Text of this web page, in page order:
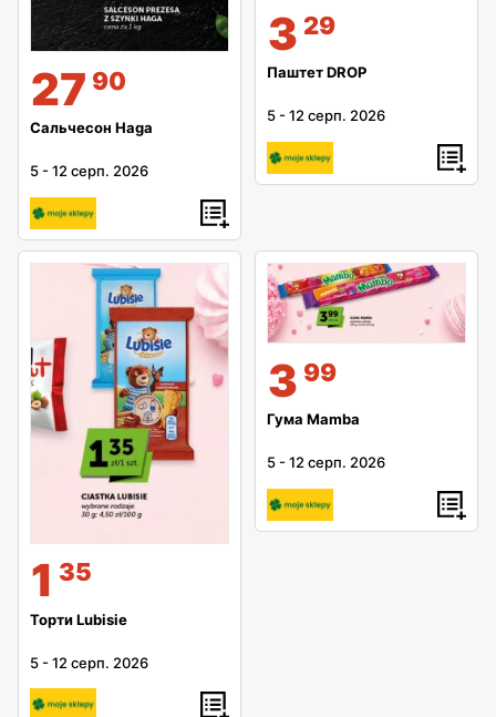
27 90
Сальчесон Haga
5 -12 серп. 2026
3 29
Паштет DROP
5 -12 серп. 2026
1 35
Торти Lubisie
5 -12 серп. 2026
3 99
Гума Mamba
5 -12 серп. 2026